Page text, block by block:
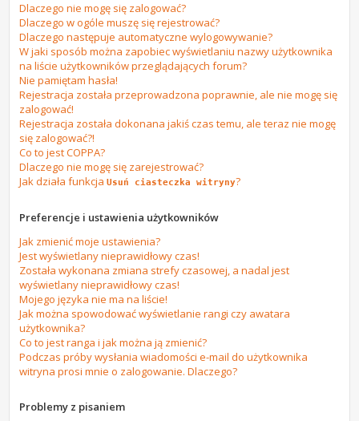
Dlaczego nie mogę się zalogować?
Dlaczego w ogóle muszę się rejestrować?
Dlaczego następuje automatyczne wylogowywanie?
W jaki sposób można zapobiec wyświetlaniu nazwy użytkownika
na liście użytkowników przeglądających forum?
Nie pamiętam hasła!
Rejestracja została przeprowadzona poprawnie, ale nie mogę się
zalogować!
Rejestracja została dokonana jakiś czas temu, ale teraz nie mogę
się zalogować?!
Co to jest COPPA?
Dlaczego nie mogę się zarejestrować?
Jak działa funkcjaUsuń ciasteczka witryny?
Preferencje i ustawienia użytkowników
Jak zmienić moje ustawienia?
Jest wyświetlany nieprawidłowy czas!
Została wykonana zmiana strefy czasowej, a nadal jest
wyświetlany nieprawidłowy czas!
Mojego języka nie ma na liście!
Jak można spowodować wyświetlanie rangi czy awatara
użytkownika?
Co to jest ranga i jak można ją zmienić?
Podczas próby wysłania wiadomości e-mail do użytkownika
witryna prosi mnie o zalogowanie. Dlaczego?
Problemy z pisaniem